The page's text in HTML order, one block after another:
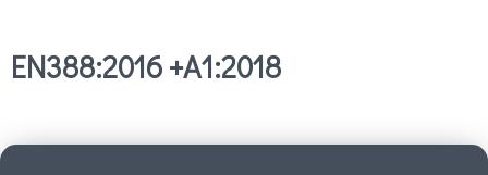
EN388:2016 +A1:2018